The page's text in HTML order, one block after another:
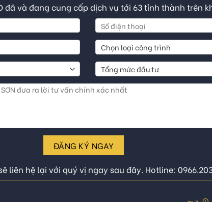
đã và đang cung cấp dịch vụ tới 63 tỉnh thành trên
ĐĂNG KÝ NGAY
liên hệ lại với quý vị ngay sau đây. Hotline: